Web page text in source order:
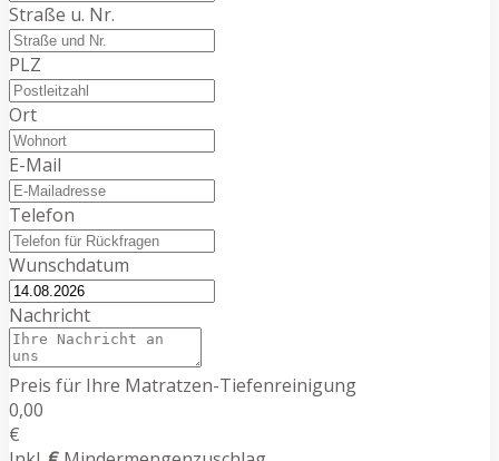
Straße u. Nr.
PLZ
Ort
E-Mail
Telefon
Wunschdatum
Nachricht
Preis für Ihre Matratzen-Tiefenreinigung
0,00
€